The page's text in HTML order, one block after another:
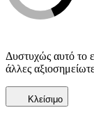
Δυστυχώς αυτό το
άλλες
Κλείσιμο